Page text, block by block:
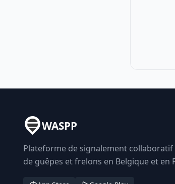
WASPP
Plateforme de signalement collaboratif
de guêpes et frelons en Belgique et en